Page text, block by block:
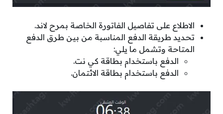
الاطلاع على تفاصيل الفاتورة الخاصة بمرح لاند.
تحديد طريقة الدفع المناسبة من بين طرق الدفع
المتاحة وتشمل ما يلي:
الدفع باستخدام بطاقة كي نت.
الدفع باستخدام بطاقة الائتمان.